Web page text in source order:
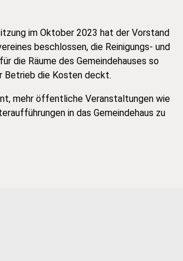
im Oktober 2023 hat der Vorstand
beschlossen, die Reinigungs- und
die Räume des Gemeindehauses so
Betrieb die Kosten deckt.
mehr öffentliche Veranstaltungen wie
in das Gemeindehaus zu